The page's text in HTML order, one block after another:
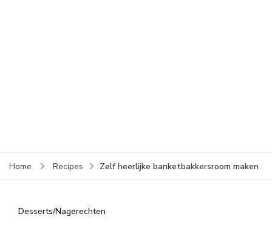
Home Recipes Zelf heerlijke banketbakkersroom maken
Desserts/Nagerechten